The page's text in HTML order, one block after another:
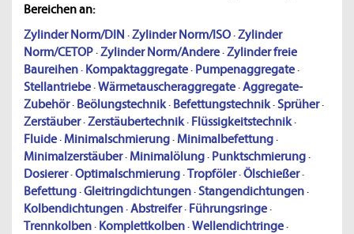
Bereichen an:
Zylinder Norm/DIN ·Zylinder Norm/ISO·Zylinder
Norm/CETOP·Zylinder Norm/Andere·Zylinder freie
Baureihen· Kompaktaggregate· Pumpenaggregate·
Stellantriebe·Wärmetauscheraggregate·Aggregate-
Zubehör· Beölungstechnik· Befettungstechnik·Sprüher·
Zerstäuber·Zerstäubertechnik· Flüssigkeitstechnik·
Fluide· Minimalschmierung· Minimalbefettung·
Minimalzerstäuber· Minimalölung· Punktschmierung·
Dosierer·Optimalschmierung·Tropföler·Ölschießer·
Befettung·Gleitringdichtungen·Stangendichtungen·
Kolbendichtungen·Abstreifer· Führungsringe·
Trennkolben· Komplettkolben·Wellendichtringe·